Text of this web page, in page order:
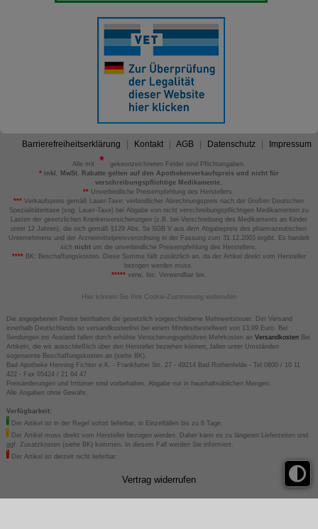
Barrierefreiheitserklärung Kontakt AGB Datenschutz Impressum
Alle mit
gekennzeichneten Felder sind Pflichtangaben.
*inkl. MwSt. Rabatte gelten auf den Apothekenverkaufspreis und nicht für
verschreibungspflichtige Medikamente.
** Unverbindliche Preisempfehlung des Herstellers.
*** Verkaufspreis gemäß Lauer-Taxe; verbindlicher Abrechnungspreis nach der Großen Deutschen
Spezialitätentaxe (sog. Lauer-Taxe) bei Abgabe von nicht verschreibungspflichtigen Medikamenten zu
Lasten der gesetzlichen Krankenversicherungen (z.B. bei Verschreibung des Medikaments an Kinder
unter 12 Jahren), die sich gemäß §129 Abs. 5a SGB V aus dem Abgabepreis des pharmazeutischen
Unternehmens und der Arzneimittelpreisverordnung in der Fassung zum 31.12.2003 ergibt. Es handelt
sich nicht um die unverbindliche Preisempfehlung des Herstellers.
****BK: Beschaffungskosten. Diese Summe fällt zusätzlich an, da der Artikel direkt vom Hersteller
bezogen werden muss.
*****verw. bis: Verwendbar bis.
Hier können Sie Ihre Cookie-Zustimmung widerrufen
Die angegebenen Preise beinhalten die gesetzlich vorgeschriebene Mehrwertsteuer. Der Versand
innerhalb Deutschlands ist versandkostenfrei bei einem Mindestbestellwert von 13,99 Euro. Bei
Sendungen ins Ausland fallen durch erhöhte Versicherungsgebühren Mehrkosten an VersandkostenBei
Artikeln, die wir ausschließlich über den Hersteller beziehen können, fallen unter Umständen
sogenannte Beschaffungskosten an (siehe BK).
Bad Apotheke Henning Fichter e.K. - Frankfurter Str. 27 - 49214 Bad Rothenfelde - Tel 0800 / 10 11
422 - Fax 05424 / 21 64 47
Preisänderungen und Irrtümer sind vorbehalten. Abgabe nur in haushaltsüblichen Mengen.
Alle Angaben ohne Gewähr.
Verfügbarkeit:
Der Artikel ist in der Regel sofort lieferbar, in Einzelfällen bis zu 6 Tage.
Der Artikel muss direkt vom Hersteller bezogen werden. Daher kann es zu längeren Lieferzeiten und
ggf. Zusatzkosten (siehe BK) kommen. In diesem Fall werden Sie informiert.
Der Artikel ist derzeit nicht lieferbar.
Vertrag widerrufen